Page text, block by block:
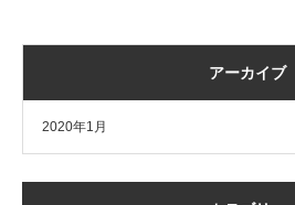
アーカイブ
2020年1月